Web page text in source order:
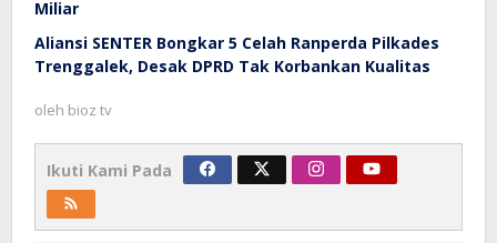
Miliar
Aliansi SENTER Bongkar 5 Celah Ranperda Pilkades
Trenggalek, Desak DPRD Tak Korbankan Kualitas
oleh bioz tv
Ikuti Kami Pada